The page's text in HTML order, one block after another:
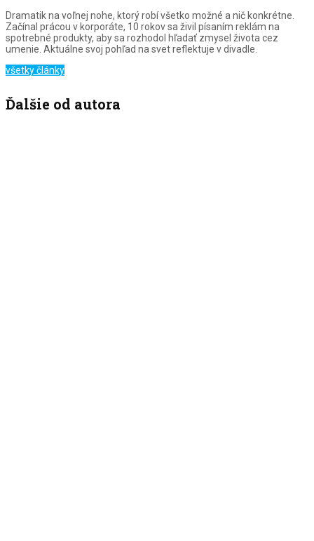
Dramatik na voľnej nohe, ktorý robí všetko možné a nič konkrétne.
Začínal prácou v korporáte, 10 rokov sa živil písaním reklám na
spotrebné produkty, aby sa rozhodol hľadať zmysel života cez
umenie. Aktuálne svoj pohľad na svet reflektuje v divadle.
všetky články
Ďalšie od autora